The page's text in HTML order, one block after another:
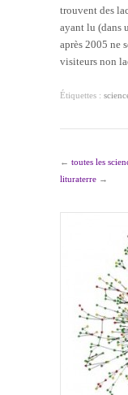
trouvent des
ayant lu (dans
après 2005 ne
visiteurs non
Étiquettes :
← toutes les
lituraterre →